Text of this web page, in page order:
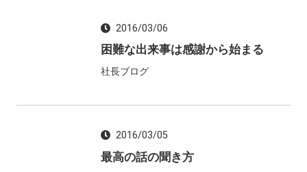
2016/03/06
困難な出来事は感謝から始まる
社長ブログ
2016/03/05
最高の話の聞き方